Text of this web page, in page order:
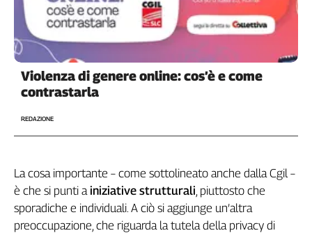
Violenza di genere online: cos’è e come
contrastarla
REDAZIONE
La cosa importante – come sottolineato anche dalla Cgil –
è che si punti ainiziative strutturali, piuttosto che
sporadiche e individuali. A ciò si aggiunge un’altra
preoccupazione, che riguarda la tutela della privacy di